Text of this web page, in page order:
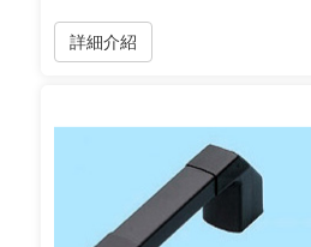
詳細介紹